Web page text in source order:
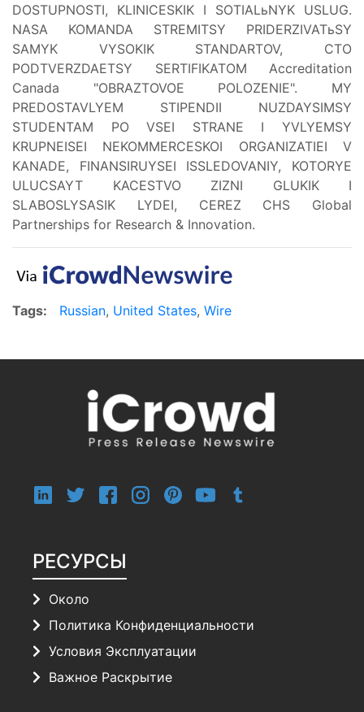
DOSTUPNOSTI, KLINICESKIK I SOTIALьNYK USLUG.
NASA KOMANDA STREMITSY PRIDERZIVATьSY
SAMYK VYSOKIK STANDARTOV, CTO
PODTVERZDAETSY SERTIFIKATOM Accreditation
Canada "OBRAZTOVOE POLOZENIE". MY
PREDOSTAVLYEM STIPENDII NUZDAYSIMSY
STUDENTAM PO VSEI STRANE I YVLYEMSY
KRUPNEISEI NEKOMMERCESKOI ORGANIZATIEI V
KANADE, FINANSIRUYSEI ISSLEDOVANIY, KOTORYE
ULUCSAYT KACESTVO ZIZNI GLUKIK I
SLABOSLYSASIK LYDEI, CEREZ CHS Global
Partnerships for Research & Innovation.
Tags: Russian, United States, Wire
РЕСУРСЫ
Около
Политика Конфиденциальности
Условия Эксплуатации
Важное Раскрытие